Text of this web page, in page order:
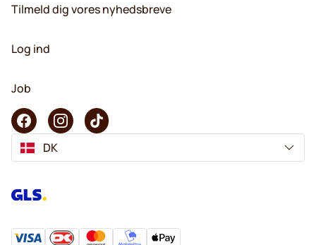
Tilmeld dig vores nyhedsbreve
Log ind
Job
DK